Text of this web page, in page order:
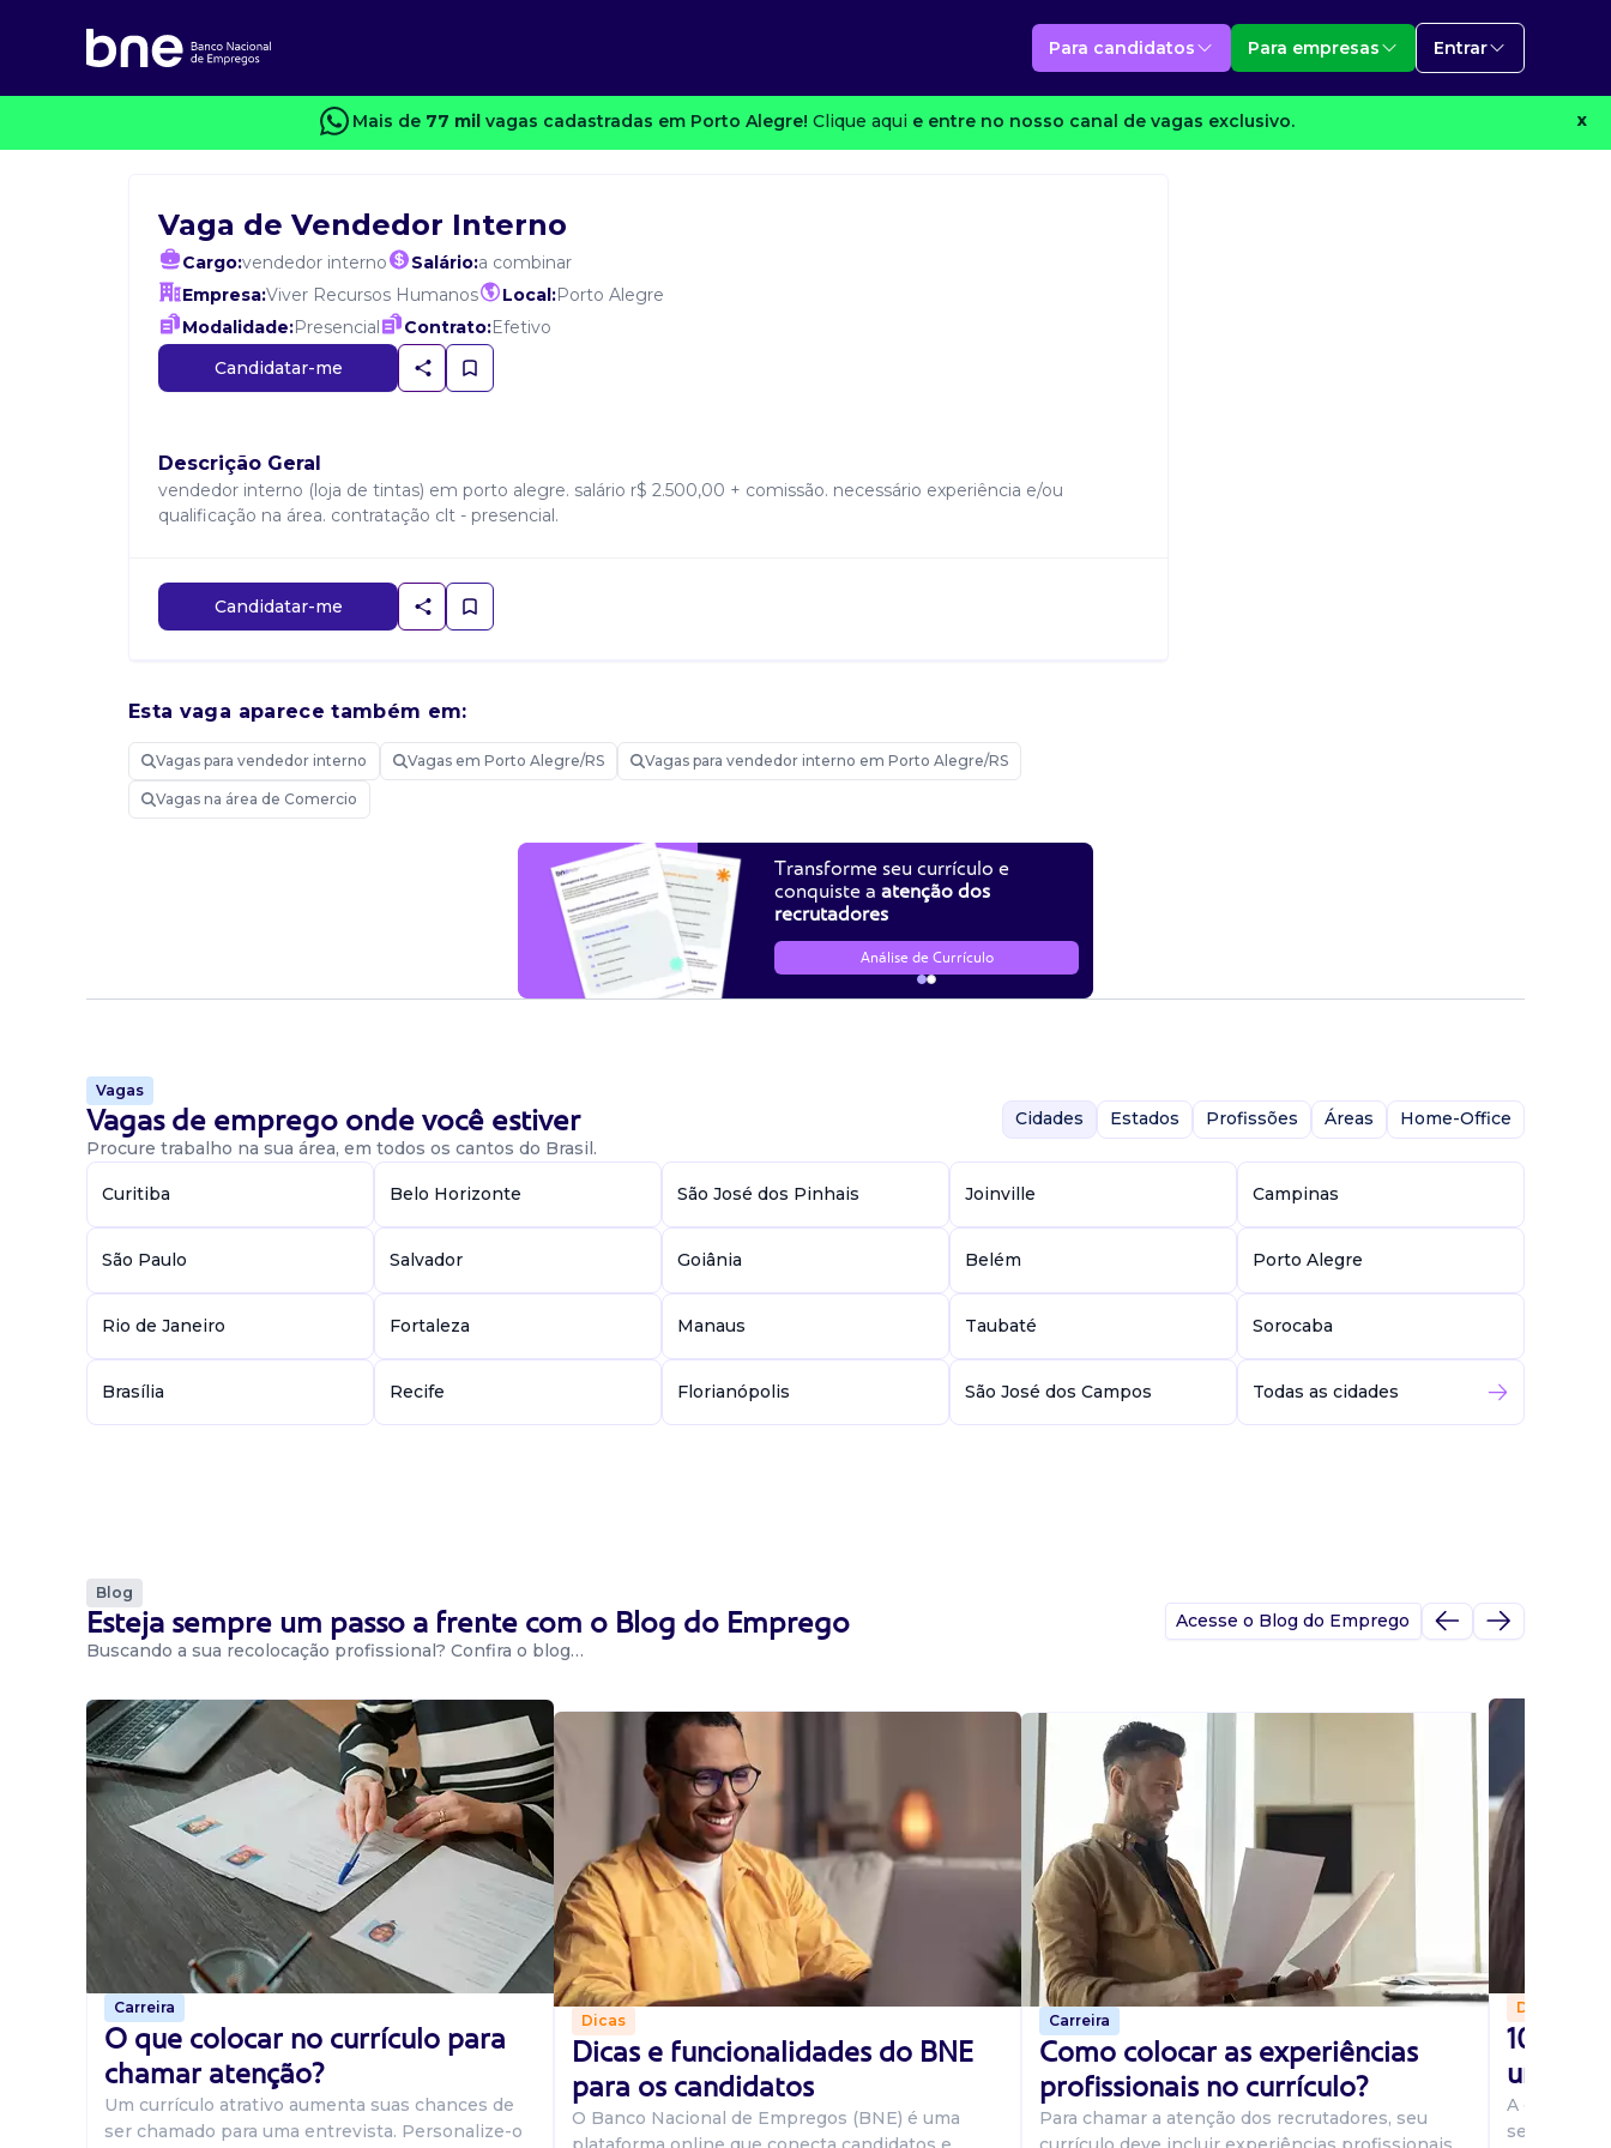
Para candidatos Para empresas Entrar
Mais de 77 mil vagas cadastradas em Porto Alegre! Clique aqui e entre no nosso canal de vagas exclusivo. X
Vaga de Vendedor Interno
Cargo:vendedor interno Salário:a combinar
Empresa:Viver Recursos Humanos Local:Porto Alegre
Modalidade:Presencial Contrato:Efetivo
Candidatar-me
Descrição Geral
vendedor interno (loja de tintas) em porto alegre. salário r$ 2.500,00 + comissão. necessário experiência e/ou
qualificação na área. contratação clt - presencial.
Candidatar-me
Esta vaga aparece também em:
Vagas para vendedor interno Vagas em Porto Alegre/RS Vagas para vendedor interno em Porto Alegre/RS
Vagas na área de Comercio
Transforme seu currículo e
conquiste a atenção dos
recrutadores
Análise de Currículo
Vagas
Vagas de emprego onde você estiver
Procure trabalho na sua área, em todos os cantos do Brasil.
Cidades Estados Profissões Áreas Home-Office
Curitiba Belo Horizonte São José dos Pinhais Joinville Campinas
São Paulo Salvador Goiânia Belém Porto Alegre
Rio de Janeiro Fortaleza Manaus Taubaté Sorocaba
Brasília Recife Florianópolis São José dos Campos Todas as cidades
Blog
Esteja sempre um passo a frente com o Blog do Emprego
Buscando a sua recolocação profissional? Confira o blog…
Acesse o Blog do Emprego
Carreira
O que colocar no currículo para
chamar atenção?
Um currículo atrativo aumenta suas chances de
ser chamado para uma entrevista. Personalize-o
Dicas
Dicas e funcionalidades do BNE
para os candidatos
O Banco Nacional de Empregos (BNE) é uma
Carreira
Como colocar as experiências
profissionais no currículo?
Para chamar a atenção dos recrutadores, seu
Dicas
10
uma
A
seu